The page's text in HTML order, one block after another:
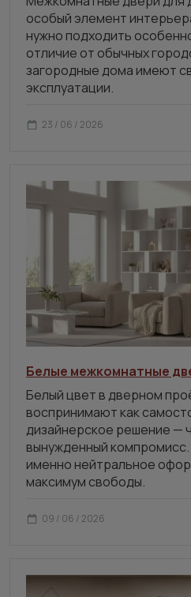
особый элемент
нужно подходить
отличие от обычных
загородные дома имеют
эксплуатации.
23 / 06 / 2026
Белые межкомнатные
Белый цвет в дверном
воспринимают как
дизайнерское решение —
вынужденный
именно нейтральное
максимум свободы.
09 / 06 / 2026